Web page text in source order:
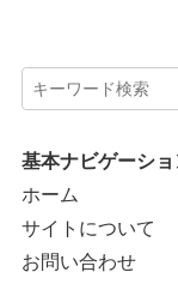
基本ナビゲーショ
ホーム
サイトについて
お問い合わせ